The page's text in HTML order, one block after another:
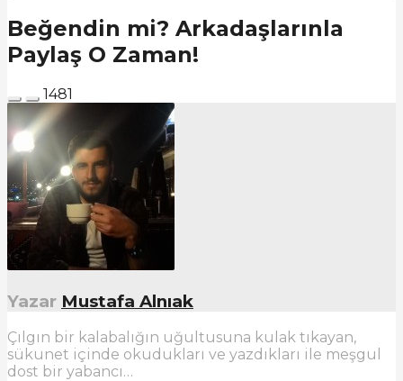
Beğendin mi? Arkadaşlarınla
Paylaş O Zaman!
1481
Yazar Mustafa Alnıak
Çılgın bir kalabalığın uğultusuna kulak tıkayan,
sükunet içinde okudukları ve yazdıkları ile meşgul
dost bir yabancı…